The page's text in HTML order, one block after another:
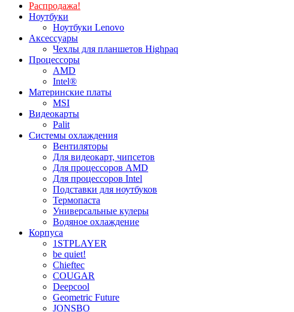
Распродажа!
Ноутбуки
Ноутбуки Lenovo
Аксессуары
Чехлы для планшетов Highpaq
Процессоры
AMD
Intel®
Материнские платы
MSI
Видеокарты
Palit
Системы охлаждения
Вентиляторы
Для видеокарт, чипсетов
Для процессоров AMD
Для процессоров Intel
Подставки для ноутбуков
Термопаста
Универсальные кулеры
Водяное охлаждение
Корпуса
1STPLAYER
be quiet!
Chieftec
COUGAR
Deepcool
Geometric Future
JONSBO